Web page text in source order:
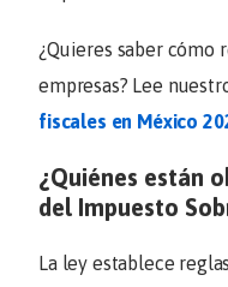
¿Quieres saber cómo
empresas? Lee
fiscales en México
¿Quiénes están
del Impuesto
La ley establece